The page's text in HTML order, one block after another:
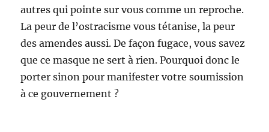
autres qui pointe sur vous comme un reproche.
La peur de l’ostracisme vous tétanise, la peur
des amendes aussi. De façon fugace, vous savez
que ce masque ne sert à rien. Pourquoi donc le
porter sinon pour manifester votre soumission
à ce gouvernement ?